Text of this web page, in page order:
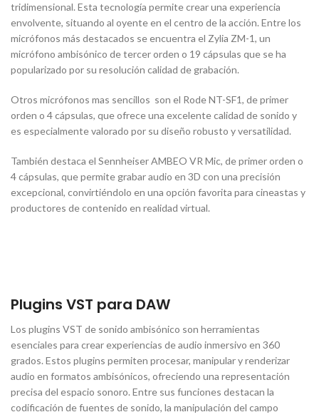
tridimensional. Esta tecnología permite crear una experiencia
envolvente, situando al oyente en el centro de la acción. Entre los
micrófonos más destacados se encuentra el Zylia ZM-1, un
micrófono ambisónico de tercer orden o 19 cápsulas que se ha
popularizado por su resolución calidad de grabación.
Otros micrófonos mas sencillos son el Rode NT-SF1, de primer
orden o 4 cápsulas, que ofrece una excelente calidad de sonido y
es especialmente valorado por su diseño robusto y versatilidad.
También destaca el Sennheiser AMBEO VR Mic, de primer orden o
4 cápsulas, que permite grabar audio en 3D con una precisión
excepcional, convirtiéndolo en una opción favorita para cineastas y
productores de contenido en realidad virtual.
Plugins VST para DAW
Los plugins VST de sonido ambisónico son herramientas
esenciales para crear experiencias de audio inmersivo en 360
grados. Estos plugins permiten procesar, manipular y renderizar
audio en formatos ambisónicos, ofreciendo una representación
precisa del espacio sonoro. Entre sus funciones destacan la
codificación de fuentes de sonido, la manipulación del campo